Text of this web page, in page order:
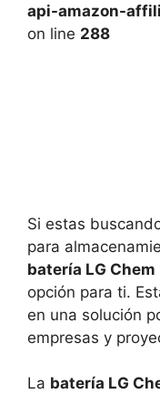
api-amazon-
on line 288
Si estas
para
batería LG Chem
opción para ti.
en una solución
empresas y
La batería LG